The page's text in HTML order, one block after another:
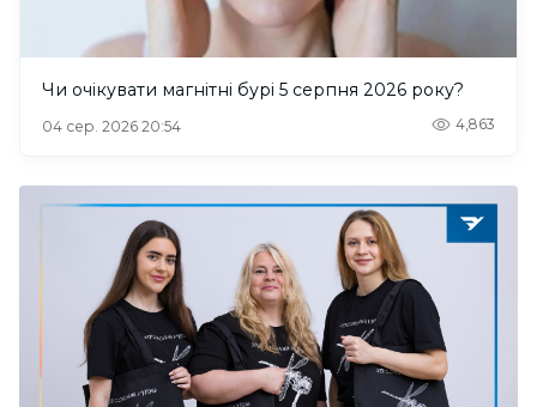
Чи очікувати магнітні бурі 5 серпня 2026 року?
04 сер. 2026 20:54 4,863